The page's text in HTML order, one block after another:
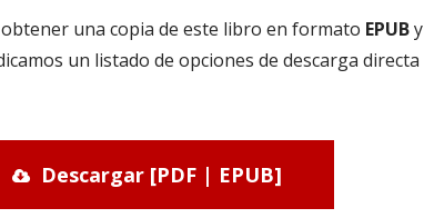
obtener una copia de este libro en formato EPUBy
un listado de opciones de descarga directa
Descargar [PDF | EPUB]